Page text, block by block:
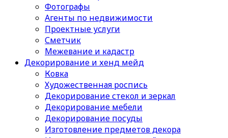
Фотографы
Агенты по недвижимости
Проектные услуги
Сметчик
Межевание и кадастр
Декорирование и хенд мейд
Ковка
Художественная роспись
Декорирование стекол и зеркал
Декорирование мебели
Декорирование посуды
Изготовление предметов декора